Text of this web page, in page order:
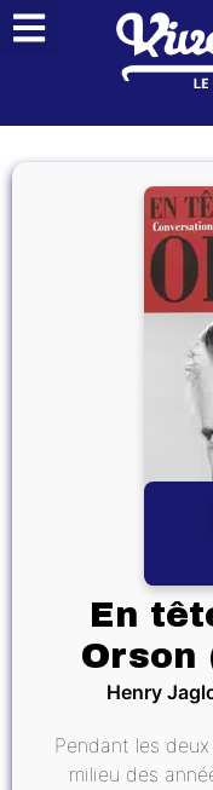
En
Orson
Henry
Pendant les
milieu des